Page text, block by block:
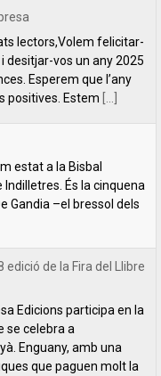
lectors,Volem felicitar-
desitjar-vos un any 2025
Esperem que l’any
positives. Estem[...]
estat a la Bisbal
Indilletres. És la cinquena
Gandia –el bressol dels
de la Fira del Llibre
Edicions participa en la
Enguany, amb una
que paguen molt la